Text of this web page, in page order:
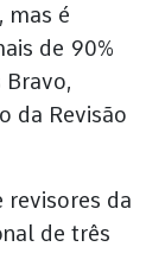
mas é
de 90%
Bravo,
da Revisão
revisores da
de três